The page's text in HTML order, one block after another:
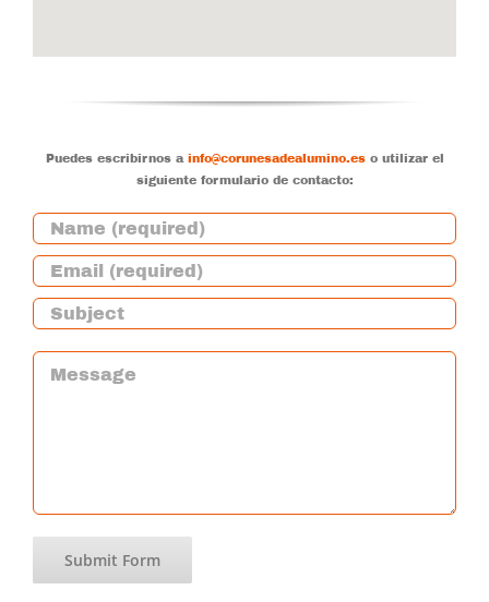
Puedes escribirnos a info@corunesadealumino.eso utilizar el
siguiente formulario de contacto: